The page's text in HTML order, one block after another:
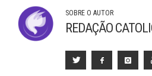
SOBRE O AUTOR
REDAÇÃO